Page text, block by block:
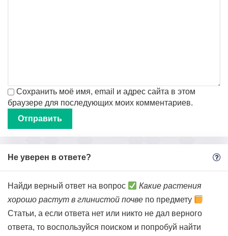
Сохранить моё имя, email и адрес сайта в этом
браузере для последующих моих комментариев.
Не уверен в ответе?
Найди верный ответ на вопрос
Какие растения
хорошо растут в глинистой почве по предмету
Статьи, а если ответа нет или никто не дал верного
ответа, то воспользуйся поиском и попробуй найти